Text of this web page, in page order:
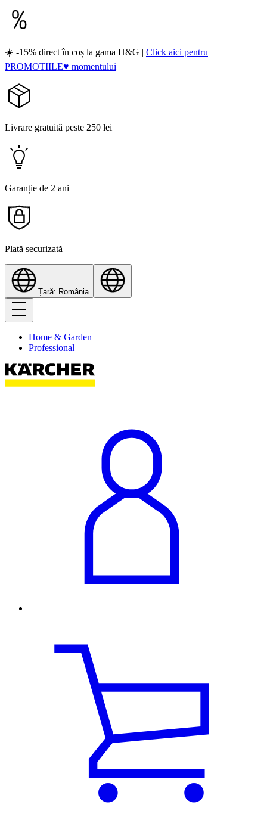
☀️ -15% direct în coș la gama H&G | Click aici pentru
PROMOTIILE♥ momentului
Livrare gratuită peste 250 lei
Garanție de 2 ani
Plată securizată
Țară: România
Home & Garden
Professional